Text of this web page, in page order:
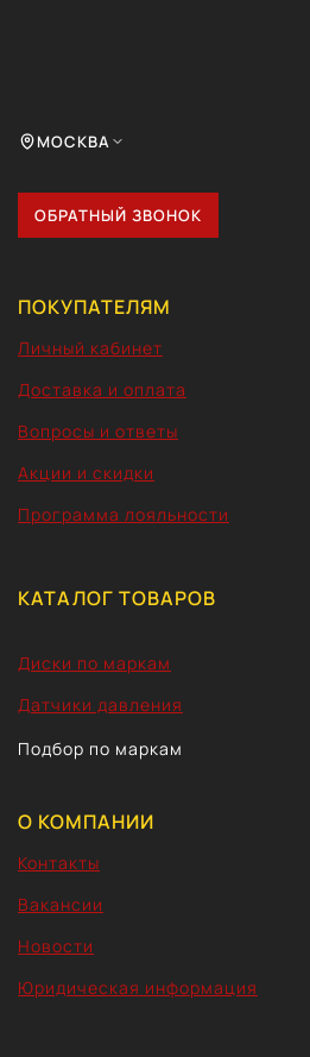
МОСКВА
ОБРАТНЫЙ ЗВОНОК
ПОКУПАТЕЛЯМ
Личный кабинет
Доставка и оплата
Вопросы и ответы
Акции и скидки
Программа лояльности
КАТАЛОГ ТОВАРОВ
Диски по маркам
Датчики давления
Подбор по маркам
О КОМПАНИИ
Контакты
Вакансии
Новости
Юридическая информация